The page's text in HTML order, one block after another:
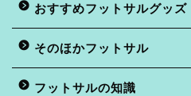
おすすめフットサルグッズ
そのほかフットサル
フットサルの知識